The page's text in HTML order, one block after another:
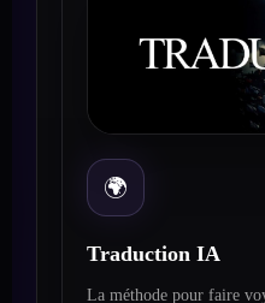
🌍
Traduction IA
La méthode pour faire